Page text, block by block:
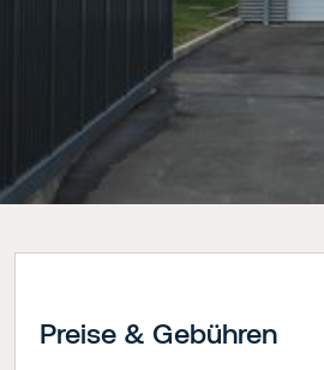
Preise & Gebühren